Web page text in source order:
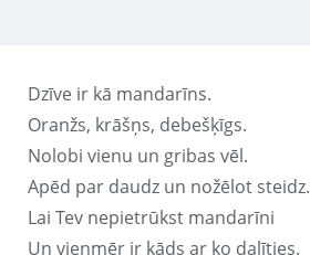
Dzīve ir kā mandarīns.
Oranžs, krāšņs, debešķīgs.
Nolobi vienu un gribas vēl.
Apēd par daudz un nožēlot steidz.
Lai Tev nepietrūkst mandarīni
Un vienmēr ir kāds ar ko dalīties.